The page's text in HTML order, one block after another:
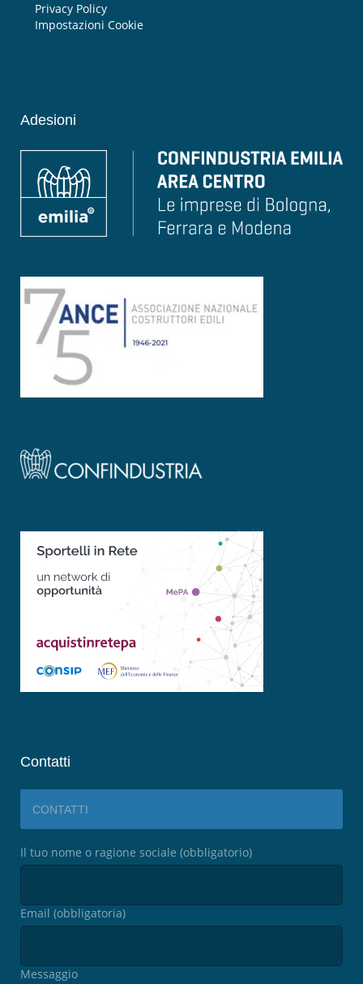
Privacy Policy
Impostazioni Cookie
Adesioni
Contatti
CONTATTI
Il tuo nome o ragione sociale (obbligatorio)
Email (obbligatoria)
Messaggio